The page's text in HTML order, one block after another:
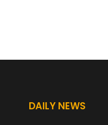
DAILY NEWS